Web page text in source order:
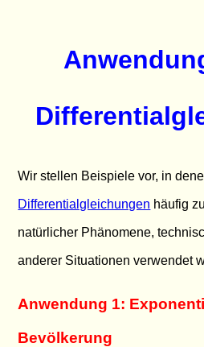
Wir stellen Beispiele vor, in
Differentialgleichungen häufig
natürlicher Phänomene,
anderer Situationen verwendet
Anwendung 1:
Bevölkerung